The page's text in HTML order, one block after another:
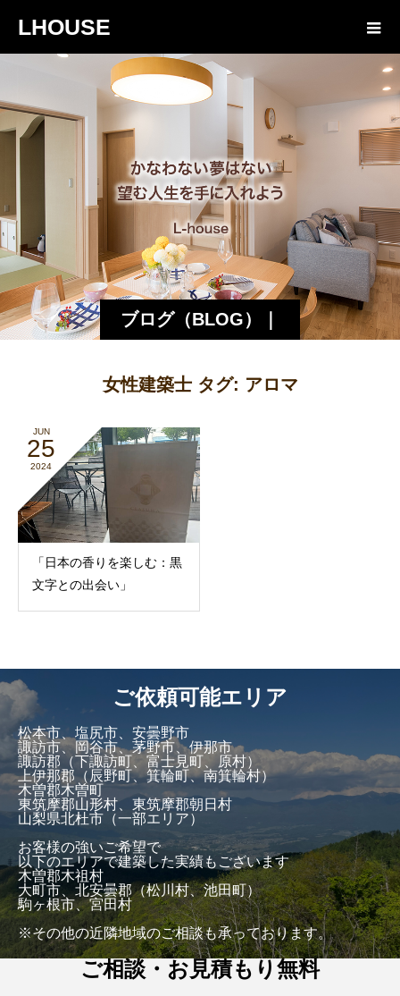
LHOUSE
ブログ（BLOG）｜
エルハウス
女性建築士 タグ: アロマ
JUN
25
2024
「日本の香りを楽しむ：黒
文字との出会い」
ご依頼可能エリア
松本市、塩尻市、安曇野市
諏訪市、岡谷市、茅野市、伊那市
諏訪郡（下諏訪町、富士見町、原村）
上伊那郡（辰野町、箕輪町、南箕輪村）
木曽郡木曽町
東筑摩郡山形村、東筑摩郡朝日村
山梨県北杜市（一部エリア）
お客様の強いご希望で
以下のエリアで建築した実績もございます
木曽郡木祖村
大町市、北安曇郡（松川村、池田町）
駒ヶ根市、宮田村
※その他の近隣地域のご相談も承っております。
ご相談・お見積もり無料